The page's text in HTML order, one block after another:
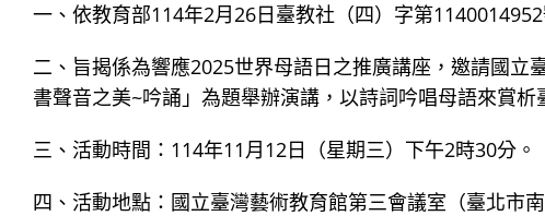
一、依教育部114年2月26日臺教社（四）字第1140014952
二、旨揭係為響應2025世界母語日之推廣講座，邀請國
書聲音之美~吟誦」為題舉辦演講，以詩詞吟唱母語來賞
三、活動時間：114年11月12日（星期三）下午2時30分。
四、活動地點：國立臺灣藝術教育館第三會議室（臺北市